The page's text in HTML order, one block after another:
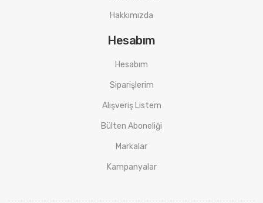
Hakkımızda
Hesabım
Hesabım
Siparişlerim
Alışveriş Listem
Bülten Aboneliği
Markalar
Kampanyalar